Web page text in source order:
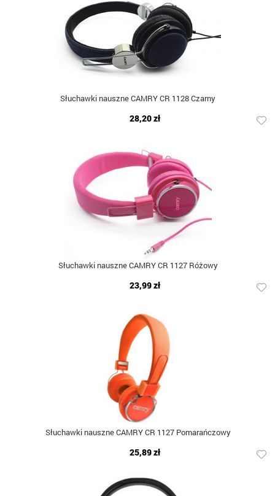
Słuchawki nauszne CAMRY CR 1128 Czarny
28,20 zł
Słuchawki nauszne CAMRY CR 1127 Różowy
23,99 zł
Słuchawki nauszne CAMRY CR 1127 Pomarańczowy
25,89 zł